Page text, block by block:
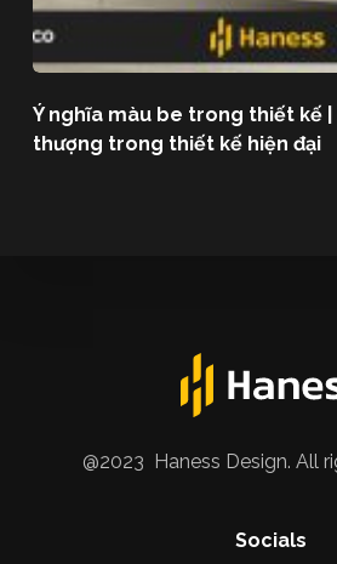
Ý nghĩa màu be trong thiết kế |
thượng trong thiết kế hiện đại
@2023 Haness Design. All
Socials